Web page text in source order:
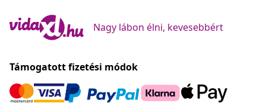
Nagy lábon élni, kevesebbért
Támogatott fizetési módok